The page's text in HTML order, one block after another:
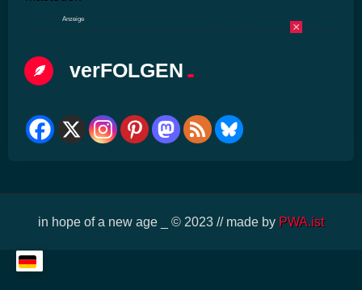
verFOLGEN
in hope of a new age _ © 2023 // made by PWA.ist
Anzeige
×